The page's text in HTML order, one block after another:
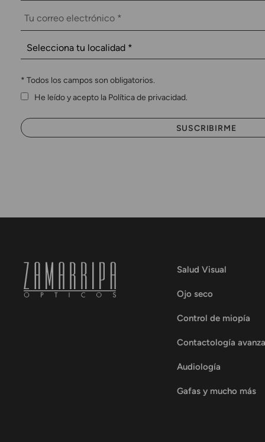
* Todos los campos son obligatorios.
He leído y acepto la Política de privacidad.
Salud Visual
Ojo seco
Control de miopía
Contactología
Audiología
Gafas y mucho más